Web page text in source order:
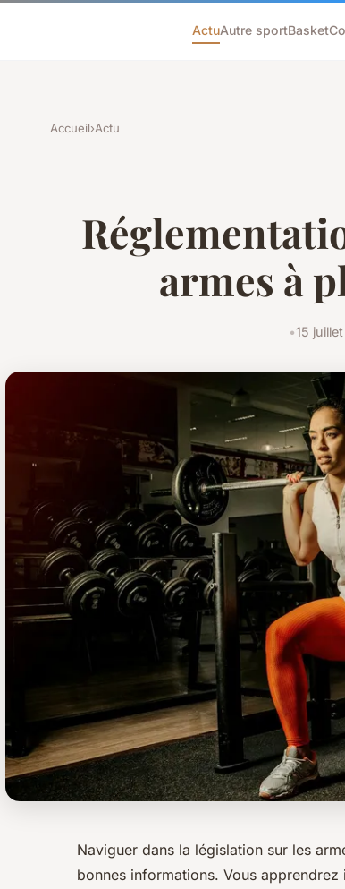
ActuAutre sportBasket
Accueil›Actu
armes à
•15
Naviguer dans la législation sur les
bonnes informations. Vous